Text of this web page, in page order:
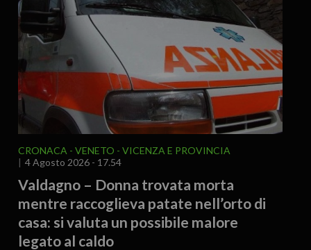
CRONACA VENETO
VICENZA E PROVINCIA
4 Agosto 2026 - 17.54
Valdagno – Donna trovata morta
mentre raccoglieva patate nell’orto di
casa: si valuta un possibile malore
legato al caldo